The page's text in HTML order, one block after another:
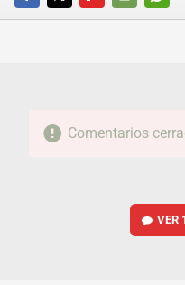
FACEBOOKTWITTERFLIPBOARD
E-
Comentarios
VER